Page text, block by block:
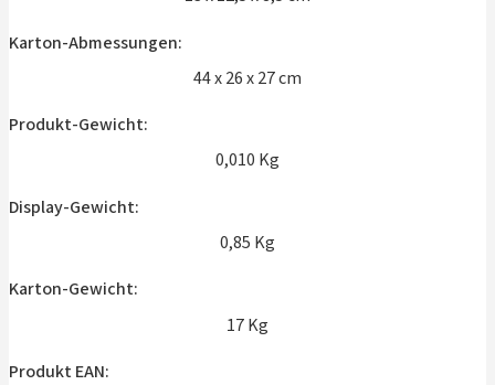
Karton-Abmessungen:
44 x 26 x 27 cm
Produkt-Gewicht:
0,010 Kg
Display-Gewicht:
0,85 Kg
Karton-Gewicht:
17 Kg
Produkt EAN: